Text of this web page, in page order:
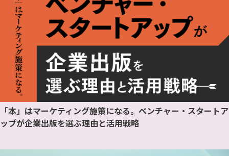
「本」はマーケティング施策になる。ベンチャー・スタートア
ップが企業出版を選ぶ理由と活用戦略